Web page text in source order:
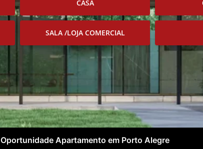
CASA
SALA /LOJA COMERCIAL
Oportunidade Apartamento em Porto Alegre